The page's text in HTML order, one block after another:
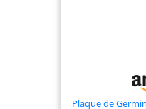
Plaque de